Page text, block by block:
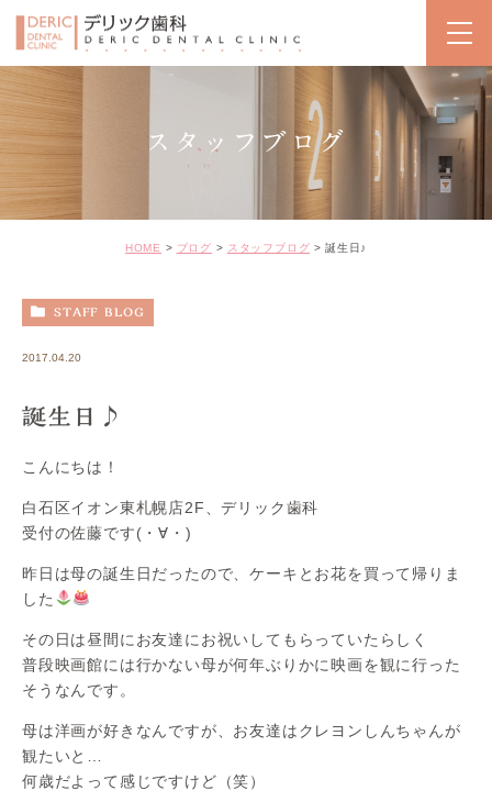
スタッフブログ
HOME ブログ スタッフブログ 誕生日♪
STAFF BLOG
2017.04.20
誕生日♪
こんにちは！
白石区イオン東札幌店2F、デリック歯科
受付の佐藤です(・∀・)
昨日は母の誕生日だったので、ケーキとお花を買って帰りま
した
その日は昼間にお友達にお祝いしてもらっていたらしく
普段映画館には行かない母が何年ぶりかに映画を観に行った
そうなんです。
母は洋画が好きなんですが、お友達はクレヨンしんちゃんが
観たいと…
何歳だよって感じですけど（笑）